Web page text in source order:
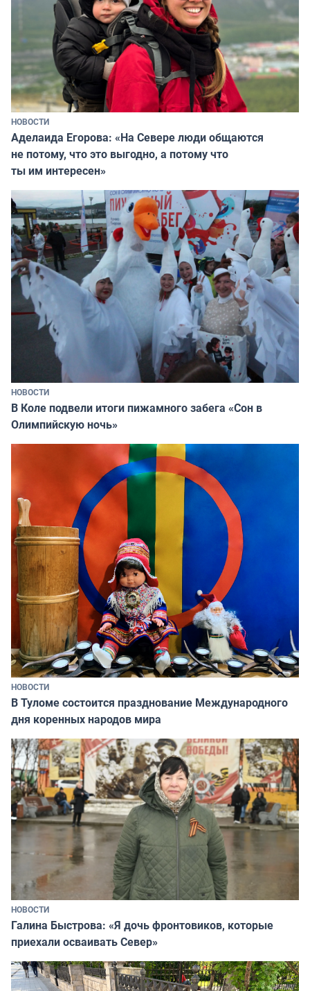
НОВОСТИ
Аделаида Егорова: «На Севере люди общаются
не потому, что это выгодно, а потому что
ты им интересен»
НОВОСТИ
В Коле подвели итоги пижамного забега «Сон в
Олимпийскую ночь»
НОВОСТИ
В Туломе состоится празднование Международного
дня коренных народов мира
НОВОСТИ
Галина Быстрова: «Я дочь фронтовиков, которые
приехали осваивать Север»